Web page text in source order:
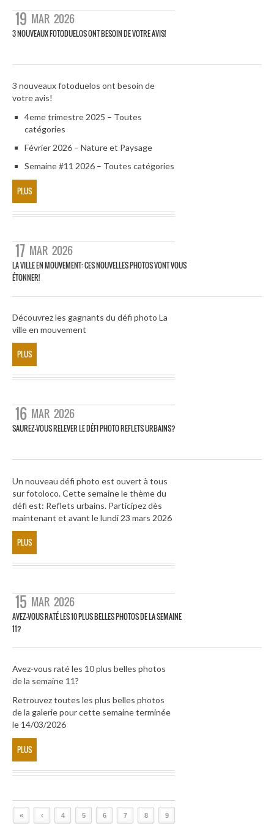
19 MAR 2026
3 NOUVEAUX FOTODUELOS ONT BESOIN DE VOTRE AVIS!
3 nouveaux fotoduelos ont besoin de
votre avis!
4eme trimestre 2025 – Toutes
catégories
Février 2026 – Nature et Paysage
Semaine #11 2026 – Toutes catégories
PLUS
17 MAR 2026
LA VILLE EN MOUVEMENT: CES NOUVELLES PHOTOS VONT VOUS
ÉTONNER!
Découvrez les gagnants du défi photo La
ville en mouvement
PLUS
16 MAR 2026
SAUREZ-VOUS RELEVER LE DÉFI PHOTO REFLETS URBAINS?
Un nouveau défi photo est ouvert à tous
sur fotoloco. Cette semaine le thème du
défi est: Reflets urbains. Participez dès
maintenant et avant le lundi 23 mars 2026
PLUS
15 MAR 2026
AVEZ-VOUS RATÉ LES 10 PLUS BELLES PHOTOS DE LA SEMAINE
11?
Avez-vous raté les 10 plus belles photos
de la semaine 11?
Retrouvez toutes les plus belles photos
de la galerie pour cette semaine terminée
le 14/03/2026
PLUS
« ‹ 4 5 6 7 8 9